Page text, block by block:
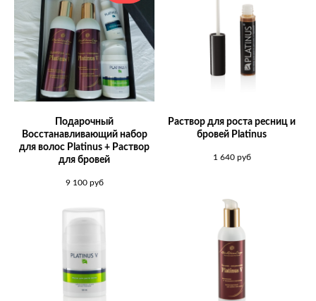
Подарочный
Восстанавливающий набор
для волос Platinus + Раствор
для бровей
9 100 руб
Раствор для роста ресниц и
бровей Platinus
1 640 руб